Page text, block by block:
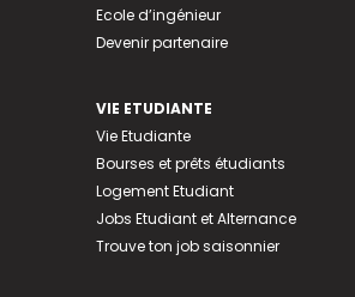
Ecole d’ingénieur
Devenir partenaire
VIE ETUDIANTE
Vie Etudiante
Bourses et prêts étudiants
Logement Etudiant
Jobs Etudiant et Alternance
Trouve ton job saisonnier